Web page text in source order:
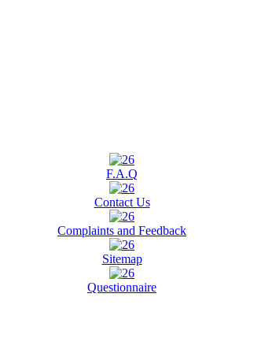
F.A.Q
Contact Us
Complaints and Feedback
Sitemap
Questionnaire